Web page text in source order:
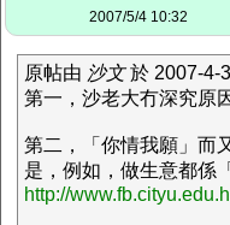
2007/5/4 10:32
原帖由 沙文於 2007-4-
第一，沙老大冇深究原
第二，「你情我願」而
是，例如，做生意都係
http://